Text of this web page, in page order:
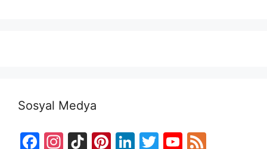
Sosyal Medya
F
In Ti Pi Li T
Y